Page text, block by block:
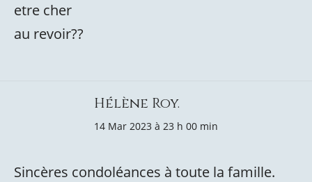
etre cher
au revoir??
Hélène Roy.
14 Mar 2023 à 23 h 00 min
Sincères condoléances à toute la famille.